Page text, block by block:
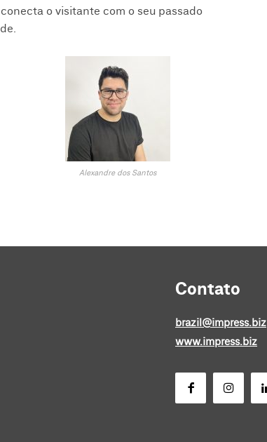
o visitante com o seu passado
Alexandre dos Santos
Contato
brazil@impress.biz
www.impress.biz